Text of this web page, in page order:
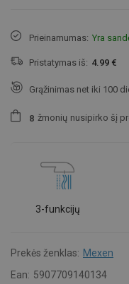
Prieinamumas: Yra
Pristatymas iš: 4.99 €
Grąžinimas net iki 100
8 žmonių nusipirko šį
3-funkcijų
Prekės ženklas: Mexen
Ean: 5907709140134